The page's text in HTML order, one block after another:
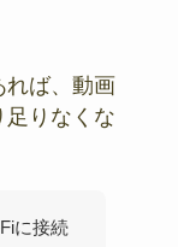
れば、動画
足りなくな
に接続